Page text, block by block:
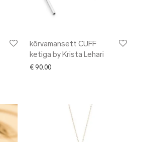
kõrvamansett CUFF
ketiga by Krista Lehari
€ 90.00